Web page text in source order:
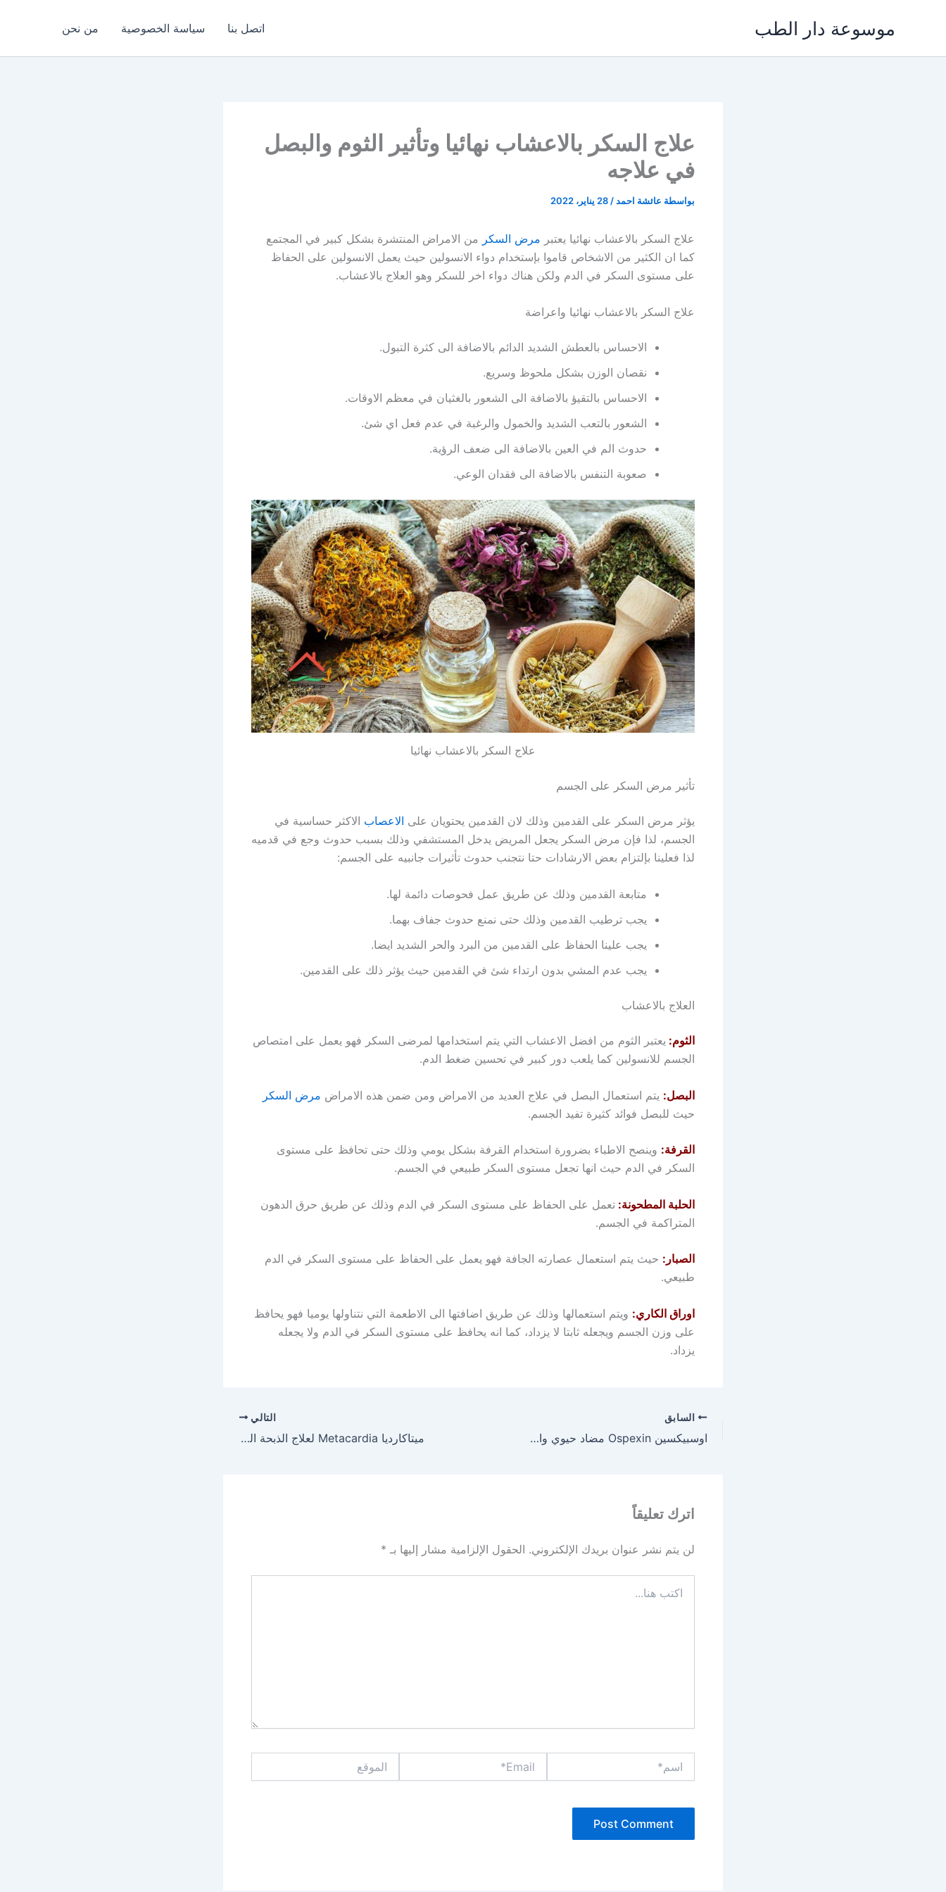
موسوعة دار الطب اتصل بنا سياسة الخصوصية من نحن
علاج السكر بالاعشاب نهائيا وتأثير الثوم والبصل
في علاجه
بواسطة عائشة احمد/ 28 يناير، 2022
علاج السكر بالاعشاب نهائيا يعتبر مرض السكر من الامراض المنتشرة بشكل كبير في المجتمع
كما ان الكثير من الاشخاص قاموا بإستخدام دواء الانسولين حيث يعمل الانسولين على الحفاظ
على مستوى السكر في الدم ولكن هناك دواء اخر للسكر وهو العلاج بالاعشاب.
علاج السكر بالاعشاب نهائيا واعراضة
الاحساس بالعطش الشديد الدائم بالاضافة الى كثرة التبول.
نقصان الوزن بشكل ملحوظ وسريع.
الاحساس بالتقيؤ بالاضافة الى الشعور بالغثيان في معظم الاوقات.
الشعور بالتعب الشديد والخمول والرغبة في عدم فعل اي شئ.
حدوث الم في العين بالاضافة الى ضعف الرؤية.
صعوبة التنفس بالاضافة الى فقدان الوعي.
علاج السكر بالاعشاب نهائيا
تأثير مرض السكر على الجسم
يؤثر مرض السكر على القدمين وذلك لان القدمين يحتويان على الاعصاب الاكثر حساسية في
الجسم، لذا فإن مرض السكر يجعل المريض يدخل المستشفي وذلك بسبب حدوث وجع في قدميه
لذا فعلينا بإلتزام بعض الارشادات حتا نتجنب حدوث تأثيرات جانبيه على الجسم:
متابعة القدمين وذلك عن طريق عمل فحوصات دائمة لها.
يجب ترطيب القدمين وذلك حتى نمنع حدوث جفاف بهما.
يجب علينا الحفاظ على القدمين من البرد والحر الشديد ايضا.
يجب عدم المشي بدون ارتداء شئ في القدمين حيث يؤثر ذلك على القدمين.
العلاج بالاعشاب
الثوم: يعتبر الثوم من افضل الاعشاب التي يتم استخدامها لمرضى السكر فهو يعمل على امتصاص
الجسم للانسولين كما يلعب دور كبير في تحسين ضغط الدم.
البصل: يتم استعمال البصل في علاج العديد من الامراض ومن ضمن هذه الامراض مرض السكر
حيث للبصل فوائد كثيرة تفيد الجسم.
القرفة: وينصح الاطباء بضرورة استخدام القرفة بشكل يومي وذلك حتى تحافظ على مستوى
السكر في الدم حيث انها تجعل مستوى السكر طبيعي في الجسم.
الحلبة المطحونة: تعمل على الحفاظ على مستوى السكر في الدم وذلك عن طريق حرق الدهون
المتراكمة في الجسم.
الصبار: حيث يتم استعمال عصارته الجافة فهو يعمل على الحفاظ على مستوى السكر في الدم
طبيعي.
اوراق الكاري: ويتم استعمالها وذلك عن طريق اضافتها الى الاطعمة التي نتناولها يوميا فهو يحافظ
على وزن الجسم ويجعله ثابتا لا يزداد، كما انه يحافظ على مستوى السكر في الدم ولا يجعله
يزداد.
السابق
اوسبيكسين Ospexin مضاد حيوي واسع المجال
التالي
ميتاكارديا Metacardia لعلاج الذبحة الصدرية الجرعة ودواعي الاستعمال
اترك تعليقاً
لن يتم نشر عنوان بريدك الإلكتروني. الحقول الإلزامية مشار إليها بـ *
هنا...